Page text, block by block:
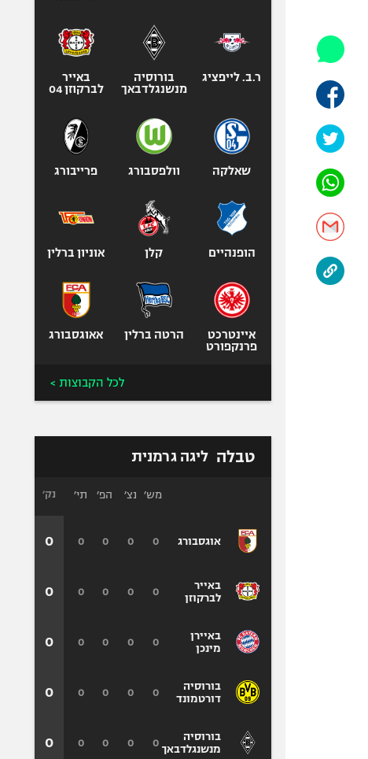
אופניים
ספורט מוטורי
כדורמים
פוטבול אמריקאי NFL
בייסבול MLB
ספורט אתגרי
גיימינג E-Sports
ר.ב. לייפציג
בורוסיה
מנשנגלדבאך
באייר
לברקוזן 04
שאלקה וולפסבורג פרייבורג
הופנהיים קלן אוניון ברלין
איינטרכט
פרנקפורט
הרטה ברלין אאוגסבורג
לכל הקבוצות >
טבלה ליגה גרמנית
אוגסבורג
באייר
לברקוזן
באיירן
מינכן
בורוסיה
דורטמונד
בורוסיה
מנשנגלדבאך
מש׳ נצ׳ הפ׳ תי׳
0
0
0
0
0
0
0
0
0
0
0
0
0
0
0
0
0
0
0
0
נק׳
0
0
0
0
0